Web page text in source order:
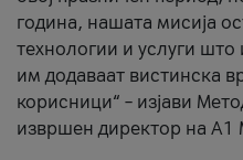
година, нашата мисија
технологии и услуги што
им додаваат вистинска
корисници“ – изјави
извршен директор на А1